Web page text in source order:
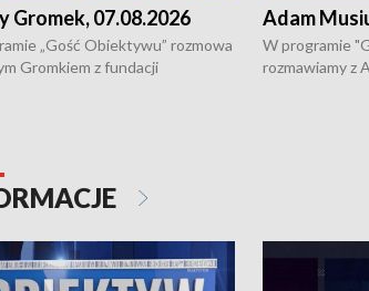
Gromek, 07.08.2026
„Gość Obiektywu” rozmowa
Gromkiem z fundacji
Adam
W programie
rozmawiamy z